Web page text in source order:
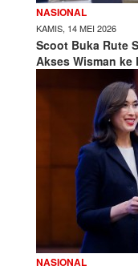
NASIONAL
KAMIS, 14 MEI 2026
Scoot Buka Rute
Akses Wisman
NASIONAL